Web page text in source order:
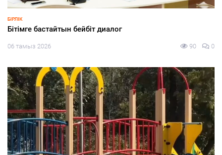
0
БҚО шаруалары заманауи суару жүйелеріне көшуде
06 тамыз 2026 65